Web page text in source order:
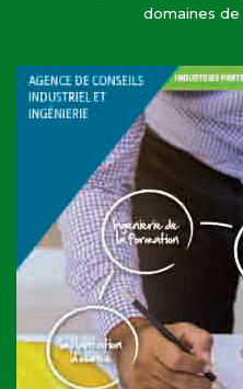
domaines